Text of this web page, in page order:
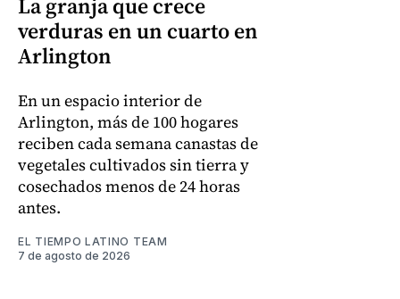
verduras en un cuarto en
Arlington
En un espacio interior de
Arlington, más de 100 hogares
reciben cada semana canastas de
vegetales cultivados sin tierra y
cosechados menos de 24 horas
antes.
EL TIEMPO LATINO TEAM
7 de agosto de 2026